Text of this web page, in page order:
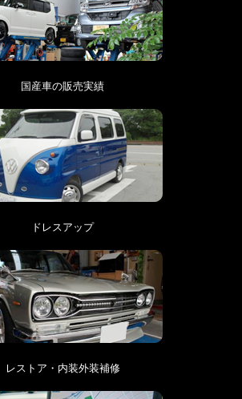
国産車の販売実績
ドレスアップ
レストア・内装外装補修